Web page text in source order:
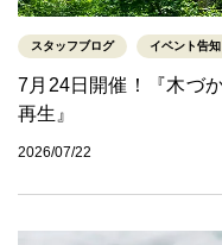
スタッフブログ イベント告知
7月24日開催！『木づ
再生』
2026/07/22